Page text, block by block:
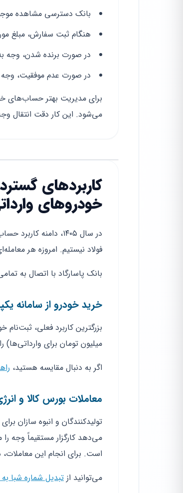
بانک دسترسی مشاهده
هنگام ثبت سفارش، مبلغ
در صورت برنده شدن، وجه
در صورت عدم موفقیت، وجه
برای مدیریت بهتر حساب‌های
می‌شود. این کار دقت انتقال وجه را در سال
کاربردهای
خودروهای
در سال ۱۴۰۵، دامنه
فولاد نیستیم. امروزه هر
بانک پاسارگاد با اتصال به
خرید خودرو از سامانه
میلیون تومان برای
اگر به دنبال مقایسه هستید،
معاملات بورس کالا و
تولیدکنندگان و انبوه سازان
است. برای انجام این
می‌توانید از تبدیل شماره شبا